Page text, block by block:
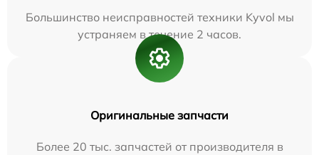
Большинство неисправностей техники Kyvol мы
устраняем в течение 2 часов.
Оригинальные запчасти
Более 20 тыс. запчастей от производителя в